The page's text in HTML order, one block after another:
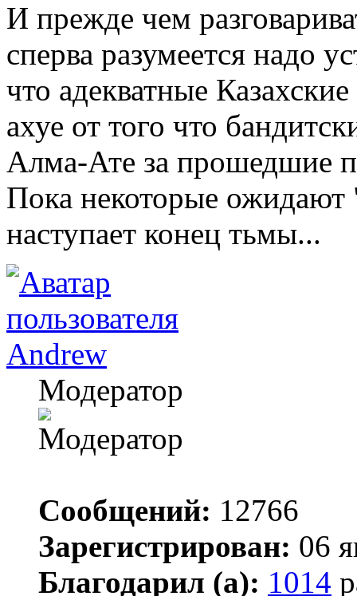
И прежде чем
сперва разумеется надо
что адекватные
ахуе от того что
Алма-Ате за прошедшие
Пока некоторые ожидают
наступает конец тьмы...
Andrew
Модератор
Сообщений: 12766
Зарегистрирован: 06
Благодарил (а): 1014